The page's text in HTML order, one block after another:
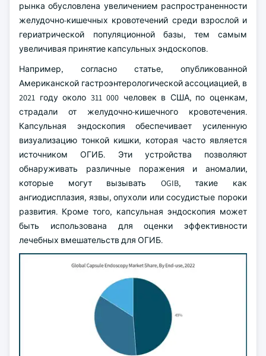
рынка обусловлена увеличением распространенности
желудочно-кишечных кровотечений среди взрослой и
гериатрической популяционной базы, тем самым
увеличивая принятие капсульных эндоскопов.
Например, согласно статье, опубликованной
Американской гастроэнтерологической ассоциацией, в
2021 году около 311 000 человек в США, по оценкам,
страдали от желудочно-кишечного кровотечения.
Капсульная эндоскопия обеспечивает усиленную
визуализацию тонкой кишки, которая часто является
источником ОГИБ. Эти устройства позволяют
обнаруживать различные поражения и аномалии,
которые могут вызывать OGIB, такие как
ангиодисплазия, язвы, опухоли или сосудистые пороки
развития. Кроме того, капсульная эндоскопия может
быть использована для оценки эффективности
лечебных вмешательств для ОГИБ.